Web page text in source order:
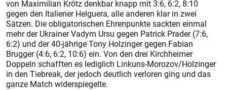
von Maximilian Krötz denkbar knapp mit 3:6, 6:2, 8:10
gegen den Italiener Helguera, alle anderen klar in zwei
Sätzen. Die obligatorischen Ehrenpunkte sackten einmal
mehr der Ukrainer Vadym Ursu gegen Patrick Prader (7:6,
6:2) und der 40-jährige Tony Holzinger gegen Fabian
Brugger (4:6, 6:2, 10:6) ein. Von den drei Kirchheimer
Doppeln schafften es lediglich Linkuns-Morozov/Holzinger
in den Tiebreak, der jedoch deutlich verloren ging und das
ganze Match widerspiegelte.